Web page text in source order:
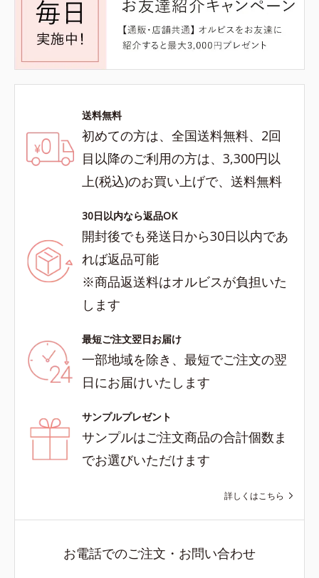
送料無料
初めての方は、全国送料無料、2回
目以降のご利用の方は、3,300円以
上(税込)のお買い上げで、送料無料
30日以内なら返品OK
開封後でも発送日から30日以内であ
れば返品可能
※商品返送料はオルビスが負担いた
します
最短ご注文翌日お届け
一部地域を除き、最短でご注文の翌
日にお届けいたします
サンプルプレゼント
サンプルはご注文商品の合計個数ま
でお選びいただけます
詳しくはこちら
お電話でのご注文・お問い合わせ